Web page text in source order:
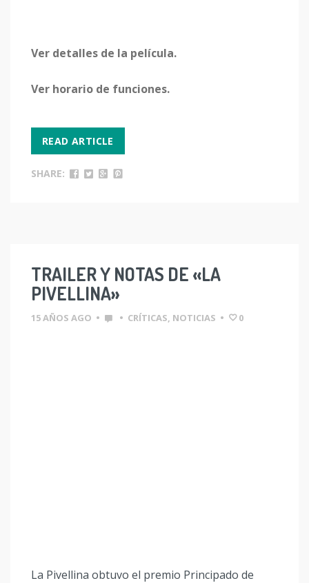
Ver detalles de la película.
Ver horario de funciones.
READ ARTICLE
SHARE:
TRAILER Y NOTAS DE «LA
PIVELLINA»
15 AÑOS AGO • • CRÍTICAS, NOTICIAS • 0
La Pivellina obtuvo el premio Principado de